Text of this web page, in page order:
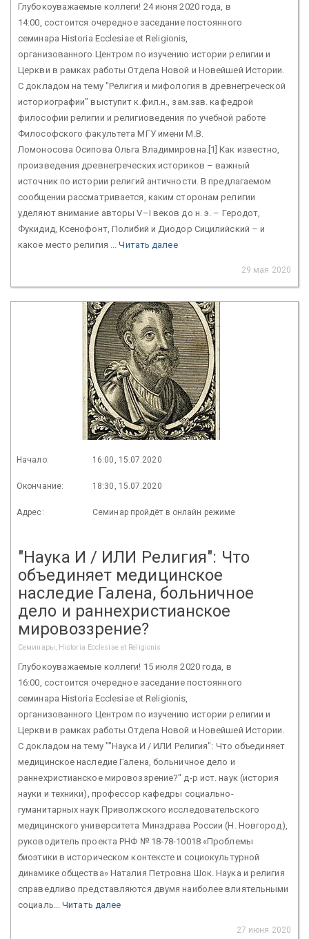
Глубокоуважаемые коллеги! 24 июня 2020 года, в
14:00, состоится очередное заседание постоянного
семинара Historia Ecclesiae et Religionis,
организованного Центром по изучению истории религии и
Церкви в рамках работы Отдела Новой и Новейшей Истории.
С докладом на тему "Религия и мифология в древнегреческой
историографии" выступит к.фил.н., зам.зав. кафедрой
философии религии и религиоведения по учебной работе
Философского факультета МГУ имени М.В.
Ломоносова Осипова Ольга Владимировна.[1] Как известно,
произведения древнегреческих историков – важный
источник по истории религий античности. В предлагаемом
сообщении рассматривается, каким сторонам религии
уделяют внимание авторы V–I веков до н. э. – Геродот,
Фукидид, Ксенофонт, Полибий и Диодор Сицилийский – и
какое место религия ...Читать далее
29 мая 2020
Начало: 16:00, 15.07.2020
Окончание: 18:30, 15.07.2020
Адрес: Семинар пройдёт в онлайн режиме
"Наука И / ИЛИ Религия": Что
объединяет медицинское
наследие Галена, больничное
дело и раннехристианское
мировоззрение?
Семинары, Historia Ecclesiae et Religionis
Глубокоуважаемые коллеги! 15 июля 2020 года, в
16:00, состоится очередное заседание постоянного
семинара Historia Ecclesiae et Religionis,
организованного Центром по изучению истории религии и
Церкви в рамках работы Отдела Новой и Новейшей Истории.
С докладом на тему ""Наука И / ИЛИ Религия": Что объединяет
медицинское наследие Галена, больничное дело и
раннехристианское мировоззрение?" д-р ист. наук (история
науки и техники), профессор кафедры социально-
гуманитарных наук Приволжского исследовательского
медицинского университета Минздрава России (Н. Новгород),
руководитель проекта РНФ № 18-78-10018 «Проблемы
биоэтики в историческом контексте и социокультурной
динамике общества» Наталия Петровна Шок. Наука и религия
справедливо представляются двумя наиболее влиятельными
социаль...Читать далее
27 июня 2020